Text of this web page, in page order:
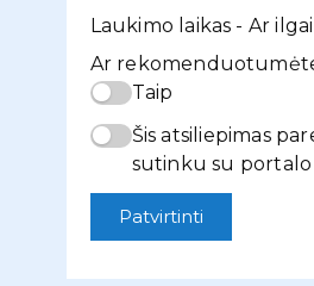
Laukimo laikas - Ar
Ar
Taip
Šis atsiliepimas
sutinku su portalo
Patvirtinti